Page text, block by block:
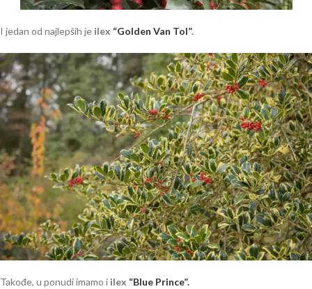
I jedan od najlepših je ilex “Golden Van Tol”.
Takođe, u ponudi imamo i ilex “Blue Prince”.